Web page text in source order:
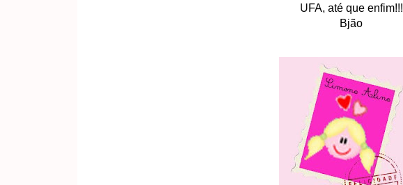
UFA, até que enfim!!!
Bjão